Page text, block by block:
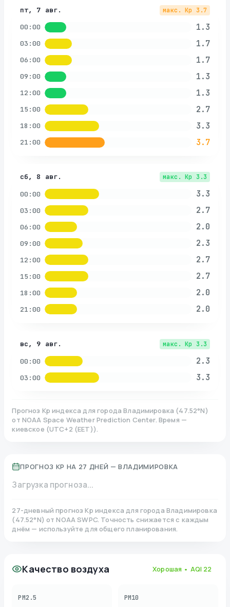
пт, 7 авг. макс. Kp 3.7
00:00 1.3
03:00 1.7
06:00 1.7
09:00 1.3
12:00 1.3
15:00 2.7
18:00 3.3
21:00 3.7
сб, 8 авг. макс. Kp 3.3
00:00 3.3
03:00 2.7
06:00 2.0
09:00 2.3
12:00 2.7
15:00 2.7
18:00 2.0
21:00 2.0
вс, 9 авг. макс. Kp 3.3
00:00 2.3
03:00 3.3
Прогноз Kp индекса для города Владимировка (47.52°N)
от NOAA Space Weather Prediction Center. Время —
киевское (UTC+2 (EET)).
ПРОГНОЗ KP НА 27 ДНЕЙ — ВЛАДИМИРОВКА
Загрузка прогноза...
27-дневный прогноз Kp индекса для города Владимировка
(47.52°N)от NOAA SWPC. Точность снижается с каждым
днём — используйте для общего планирования.
Качество воздуха Хорошая • AQI 22
PM2.5 PM10